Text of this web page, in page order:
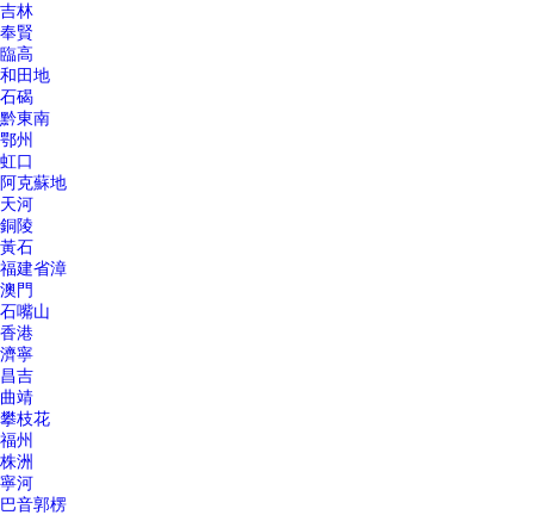
吉林
奉賢
臨高
和田地
石碣
黔東南
鄂州
虹口
阿克蘇地
天河
銅陵
黃石
福建省漳
澳門
石嘴山
香港
濟寧
昌吉
曲靖
攀枝花
福州
株洲
寧河
巴音郭楞